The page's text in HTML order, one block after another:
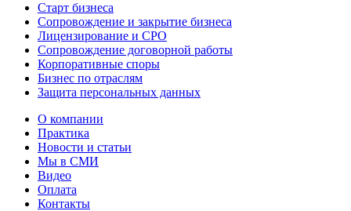
Старт бизнеса
Сопровождение и закрытие бизнеса
Лицензирование и СРО
Сопровождение договорной работы
Корпоративные споры
Бизнес по отраслям
Защита персональных данных
О компании
Практика
Новости и статьи
Мы в СМИ
Видео
Оплата
Контакты